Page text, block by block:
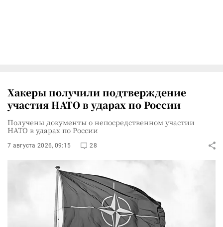
Хакеры получили подтверждение
участия НАТО в ударах по России
Получены документы о непосредственном участии
НАТО в ударах по России
7 августа 2026, 09:15 28